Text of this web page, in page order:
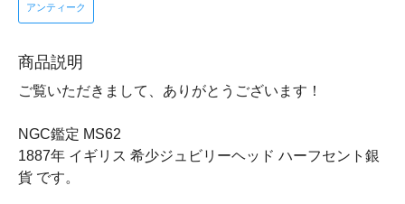
アンティーク
商品説明
ご覧いただきまして、ありがとうございます！
NGC鑑定 MS62
1887年 イギリス 希少ジュビリーヘッド ハーフセント銀
貨 です。